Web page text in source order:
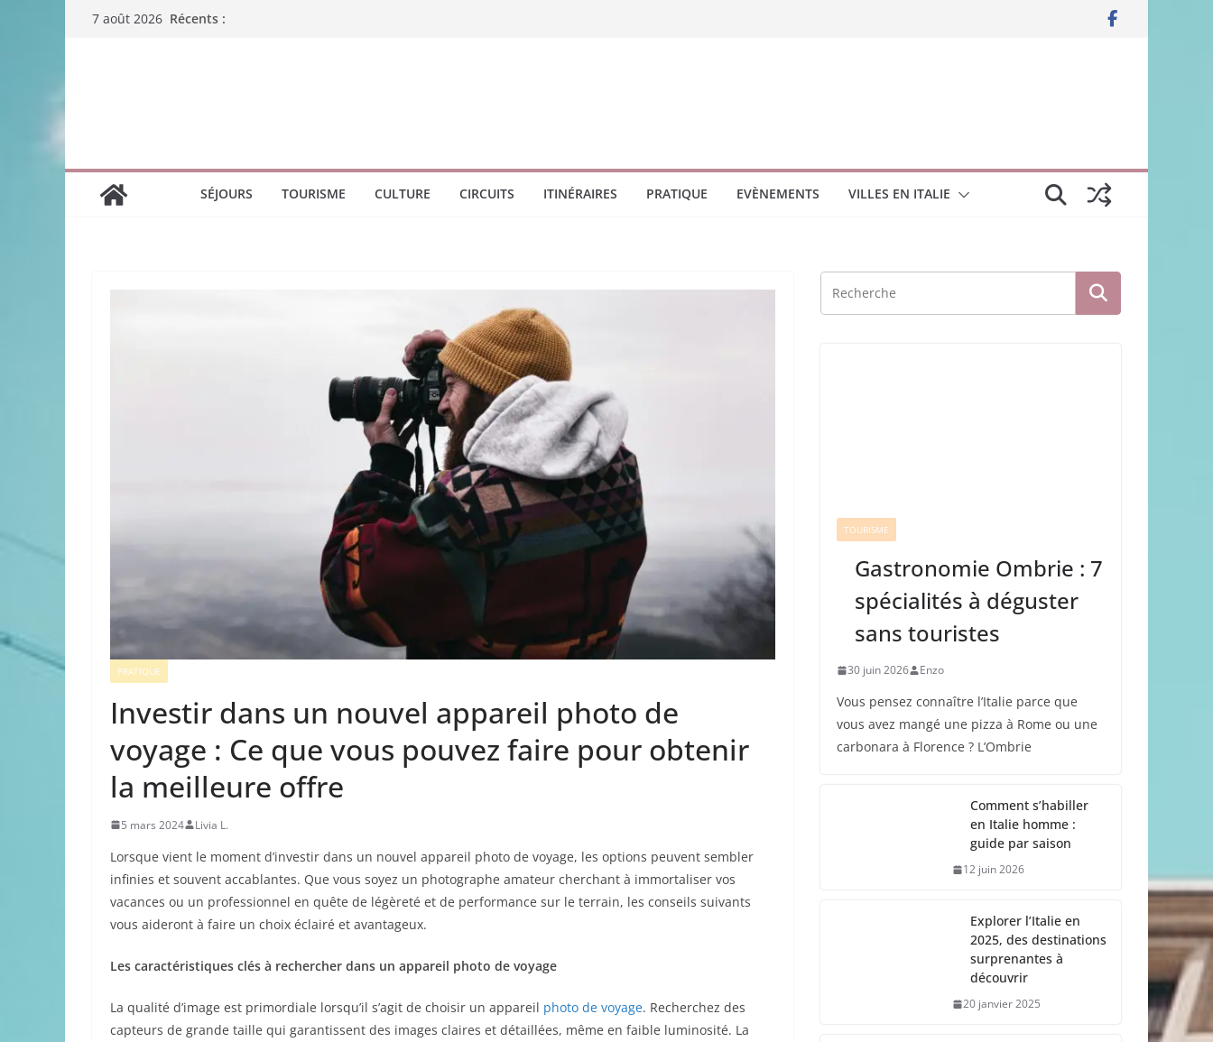
Passer7 août 2026 Récents :
SÉJOURS TOURISME CULTURE CIRCUITS ITINÉRAIRES PRATIQUE EVÈNEMENTS VILLES EN ITALIE
PRATIQUE
Investir dans un nouvel appareil photo de
voyage : Ce que vous pouvez faire pour obtenir
la meilleure offre
5 mars 2024 Livia L.
Lorsque vient le moment d’investir dans un nouvel appareil photo de voyage, les options peuvent sembler
infinies et souvent accablantes. Que vous soyez un photographe amateur cherchant à immortaliser vos
vacances ou un professionnel en quête de légèreté et de performance sur le terrain, les conseils suivants
vous aideront à faire un choix éclairé et avantageux.
Les caractéristiques clés à rechercher dans un appareil photo de voyage
La qualité d’image est primordiale lorsqu’il s’agit de choisir un appareil photo de voyage. Recherchez des
capteurs de grande taille qui garantissent des images claires et détaillées, même en faible luminosité. La
TOURISME
Gastronomie Ombrie : 7
spécialités à déguster
sans touristes
30 juin 2026 Enzo
Vous pensez connaître l’Italie parce que
vous avez mangé une pizza à Rome ou une
carbonara à Florence ? L’Ombrie
Comment s’habiller
en Italie homme :
guide par saison
12 juin 2026
Explorer l’Italie en
2025, des destinations
surprenantes à
découvrir
20 janvier 2025